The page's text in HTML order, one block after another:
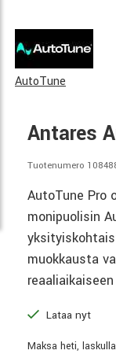
AutoTune
Antares
Tuotenumero
AutoTune Pro
monipuolisin
muokkausta
Lataa nyt
Maksa heti,